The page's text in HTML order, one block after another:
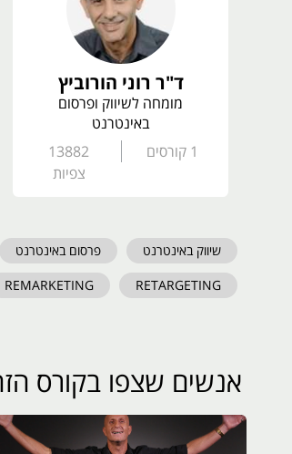
ד"ר רוני הורוביץ
מומחה לשיווק ופרסום
באינטרנט
1 קורסים
13882
צפיות
שיווק באינטרנט פרסום באינטרנט
RETARGETING
REMARKETING
אנשים שצפו בקורס